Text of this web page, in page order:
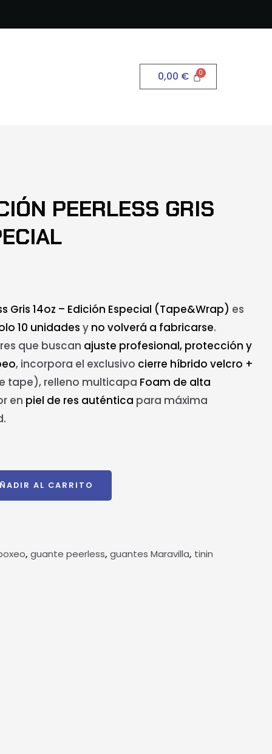
0,00 €
PEERLESS GRIS
Gris 14oz – Edición Especial (Tape&Wrap) es
10 unidades y no volverá a fabricarse.
que buscan ajuste profesional, protección y
, incorpora el exclusivo cierre híbrido velcro +
tape), relleno multicapa Foam de alta
en piel de res auténtica para máxima
AL CARRITO
, guante peerless, guantes Maravilla, tinin